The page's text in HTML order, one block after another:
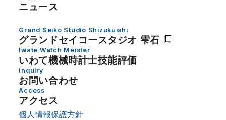
ニュース
Grand Seiko Studio Shizukuishi
グランドセイコースタジオ 雫石
Iwate Watch Meister
いわて機械時計士技能評価
Inquiry
お問い合わせ
Access
アクセス
個人情報保護方針